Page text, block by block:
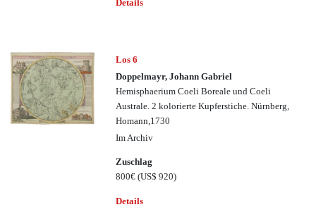
Details
Los 6
Doppelmayr, Johann Gabriel
Hemisphaerium Coeli Boreale und Coeli
Australe. 2 kolorierte Kupferstiche. Nürnberg,
Homann,1730
Im Archiv
Zuschlag
800€(US$ 920)
Details